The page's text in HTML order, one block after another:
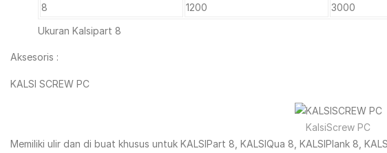
8
1200 3000
Ukuran Kalsipart 8
Aksesoris :
KALSI SCREW PC
KalsiScrew PC
Memiliki ulir dan di buat khusus untuk KALSIPart 8, KALSIQua 8, KALSIPlank 8,